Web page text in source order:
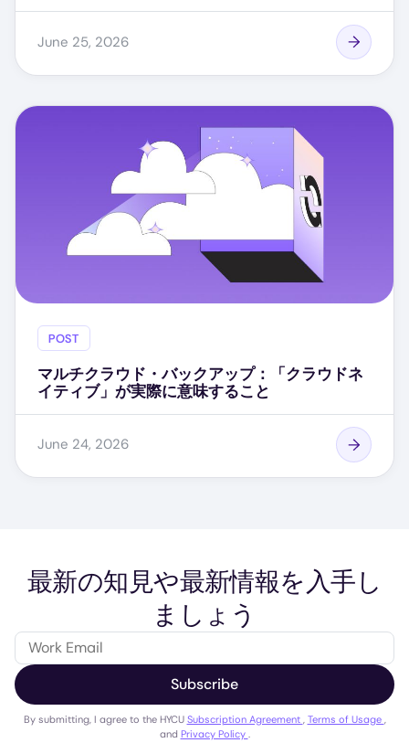
June 25, 2026
POST
マルチクラウド・バックアップ：「クラウドネ
イティブ」が実際に意味すること
June 24, 2026
最新の知見や最新情報を入手し
ましょう
Subscribe
By submitting, I agree to the HYCU Subscription Agreement , Terms of Usage ,
and Privacy Policy .